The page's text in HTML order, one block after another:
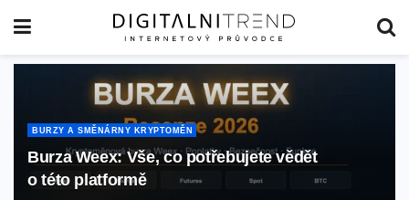
BURZY A SMĚNÁRNY KRYPTOMĚN
Burza Weex: Vše, co potřebujete vědět
o této platformě